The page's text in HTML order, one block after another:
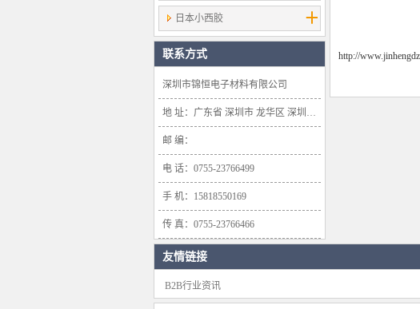
日本小西胶
联系方式
深圳市锦恒电子材料有限公司
地 址：广东省 深圳市 龙华区 深圳市龙华新区大浪办事处浪口社区华盛路134号雍景轩商业大厦1638号
邮 编：
电 话：0755-23766499
手 机：15818550169
传 真：0755-23766466
http://
友情链接
B2B行业资讯